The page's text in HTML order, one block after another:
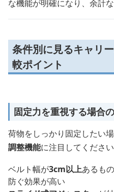
な機能が明確になり、余計
条件別に見るキャリ
較ポイント
固定力を重視する場合
荷物をしっかり固定したい場
調整機能に注目してください
ベルト幅が3cm以上あるも
防ぐ効果が高い